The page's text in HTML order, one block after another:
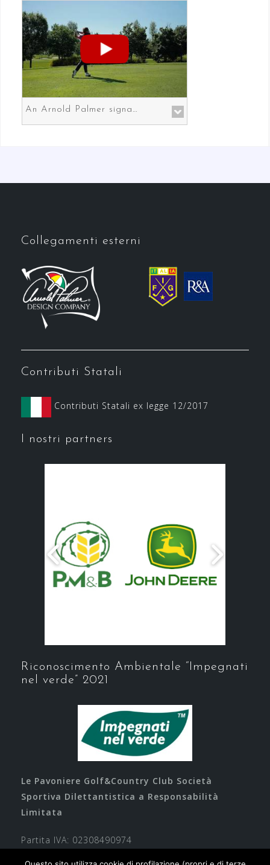
An Arnold Palmer signature course in Prato the gateway to Florence
Collegamenti esterni
Contributi Statali
Contributi Statali ex legge 12/2017
I nostri partners
Riconoscimento Ambientale “Impegnati
nel verde” 2021
Le Pavoniere Golf&Country Club Società
Sportiva Dilettantistica a Responsabilità
Limitata
Partita IVA: 02308490974